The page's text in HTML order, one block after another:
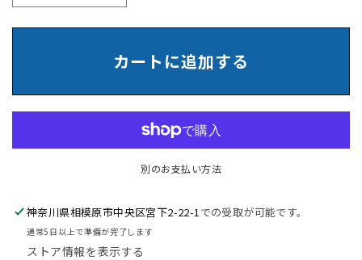
会
MS
ュ
ダ
ー
ク
光
商
会
MS
ュ
ダ
ー
ク
カートに追加する
別のお支払い方法
神奈川県相模原市中央区宮下2-22-1 での受取が可能です。
通常5日以上で準備が完了します
ストア情報を表示する